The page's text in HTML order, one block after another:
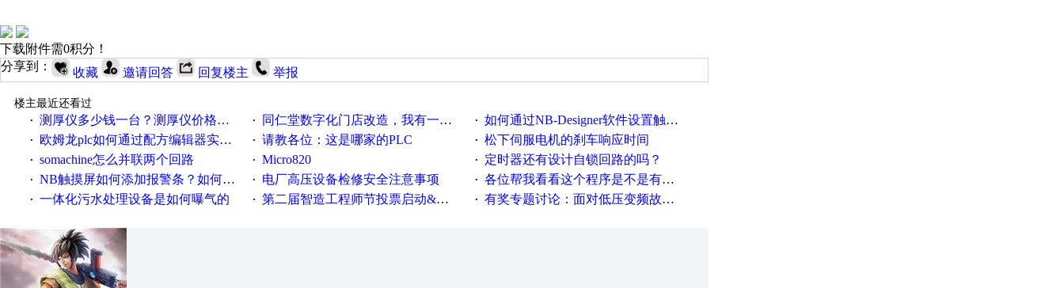
下载附件需0积分！
分享到：
收藏 邀请回答 回复楼主 举报
楼主最近还看过
· 测厚仪多少钱一台？测厚仪价格多少？ · 同仁堂数字化门店改造，我有一剂良方 · 如何通过NB-Designer软件设置触摸屏元件操作密码？
· 欧姆龙plc如何通过配方编辑器实现NB配方功能？ · 请教各位：这是哪家的PLC · 松下伺服电机的刹车响应时间
· somachine怎么并联两个回路 · Micro820 · 定时器还有设计自锁回路的吗？
· NB触摸屏如何添加报警条？如何登陆报警信息？ · 电厂高压设备检修安全注意事项 · 各位帮我看看这个程序是不是有问题？？？
· 一体化污水处理设备是如何曝气的 · 第二届智造工程师节投票启动&周周有礼！ · 有奖专题讨论：面对低压变频故障，老手是这样解决的！